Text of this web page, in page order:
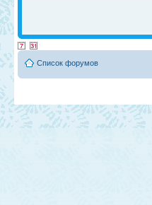
Список форумов